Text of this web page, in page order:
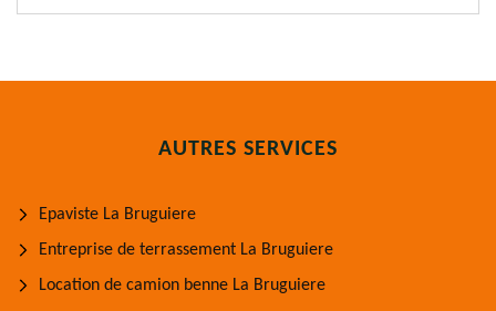
AUTRES SERVICES
Epaviste La Bruguiere
Entreprise de terrassement La Bruguiere
Location de camion benne La Bruguiere